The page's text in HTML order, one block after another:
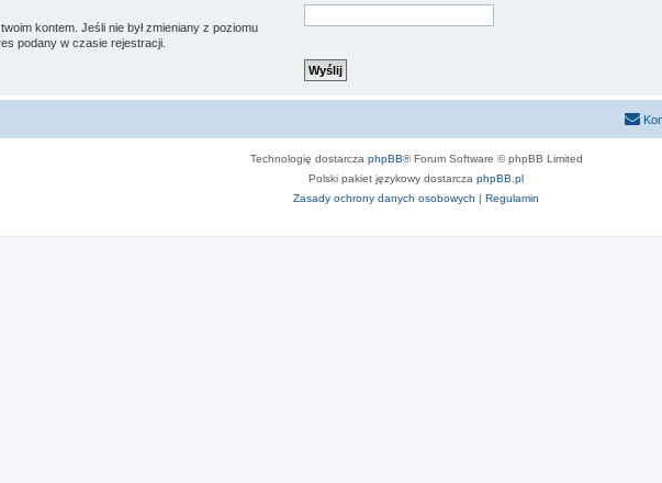
kontem. Jeśli nie był zmieniany z poziomu
podany w czasie rejestracji.
Technologię dostarcza phpBB® Forum Software © phpBB Limited
Polski pakiet językowy dostarcza phpBB.pl
Zasady ochrony danych osobowych | Regulamin